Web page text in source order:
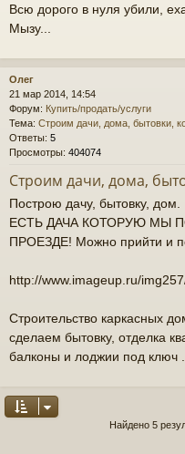
Всю дорого в нуля убили,
Мызу...
Олег
21 мар 2014, 14:54
Форум: Купить/продать/услуги
Тема: Строим дачи, дома, бытовки,
Ответы: 5
Просмотры: 404074
Строим дачи, дома,
Построю дачу, бытовку, дом.
ЕСТЬ ДАЧА КОТОРУЮ МЫ
ПРОЕЗДЕ! Можно прийти и
http://www.imageup.ru/
Строительство каркасных
сделаем бытовку, отделка
балконы и лоджии под ключ ...
Найдено 5